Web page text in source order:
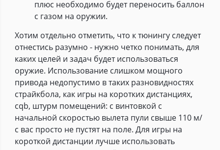
плюс необходимо будет переносить баллон
с газом на оружии.
Хотим отдельно отметить, что к тюнингу следует
отнестись разумно - нужно четко понимать, для
каких целей и задач будет использоваться
оружие. Использование слишком мощного
привода недопустимо в таких разновидностях
страйкбола, как игры на коротких дистанциях,
cqb, штурм помещений: с винтовкой с
начальной скоростью вылета пули свыше 110 м/
с вас просто не пустят на поле. Для игры на
короткой дистанции лучше использовать